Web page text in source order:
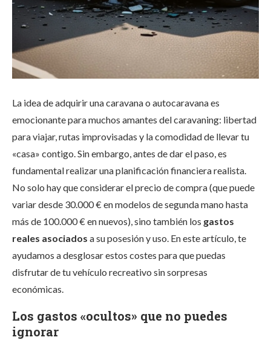
La idea de adquirir una caravana o autocaravana es
emocionante para muchos amantes del caravaning: libertad
para viajar, rutas improvisadas y la comodidad de llevar tu
«casa» contigo. Sin embargo, antes de dar el paso, es
fundamental realizar una planificación financiera realista.
No solo hay que considerar el precio de compra (que puede
variar desde 30.000 € en modelos de segunda mano hasta
más de 100.000 € en nuevos), sino también los gastos
reales asociados a su posesión y uso. En este artículo, te
ayudamos a desglosar estos costes para que puedas
disfrutar de tu vehículo recreativo sin sorpresas
económicas.
Los gastos «ocultos» que no puedes
ignorar